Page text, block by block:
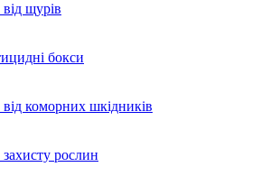
щурів
бокси
від коморних шкідників
рослин